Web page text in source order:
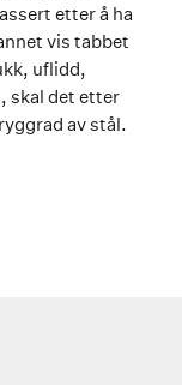
etter å ha
vis tabbet
uflidd,
skal det etter
av stål.